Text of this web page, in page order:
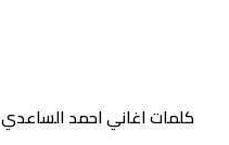
كلمات اغاني احمد الساعدي